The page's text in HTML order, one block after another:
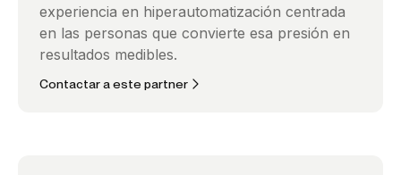
experiencia en hiperautomatización centrada
en las personas que convierte esa presión en
resultados medibles.
Contactar a este partner